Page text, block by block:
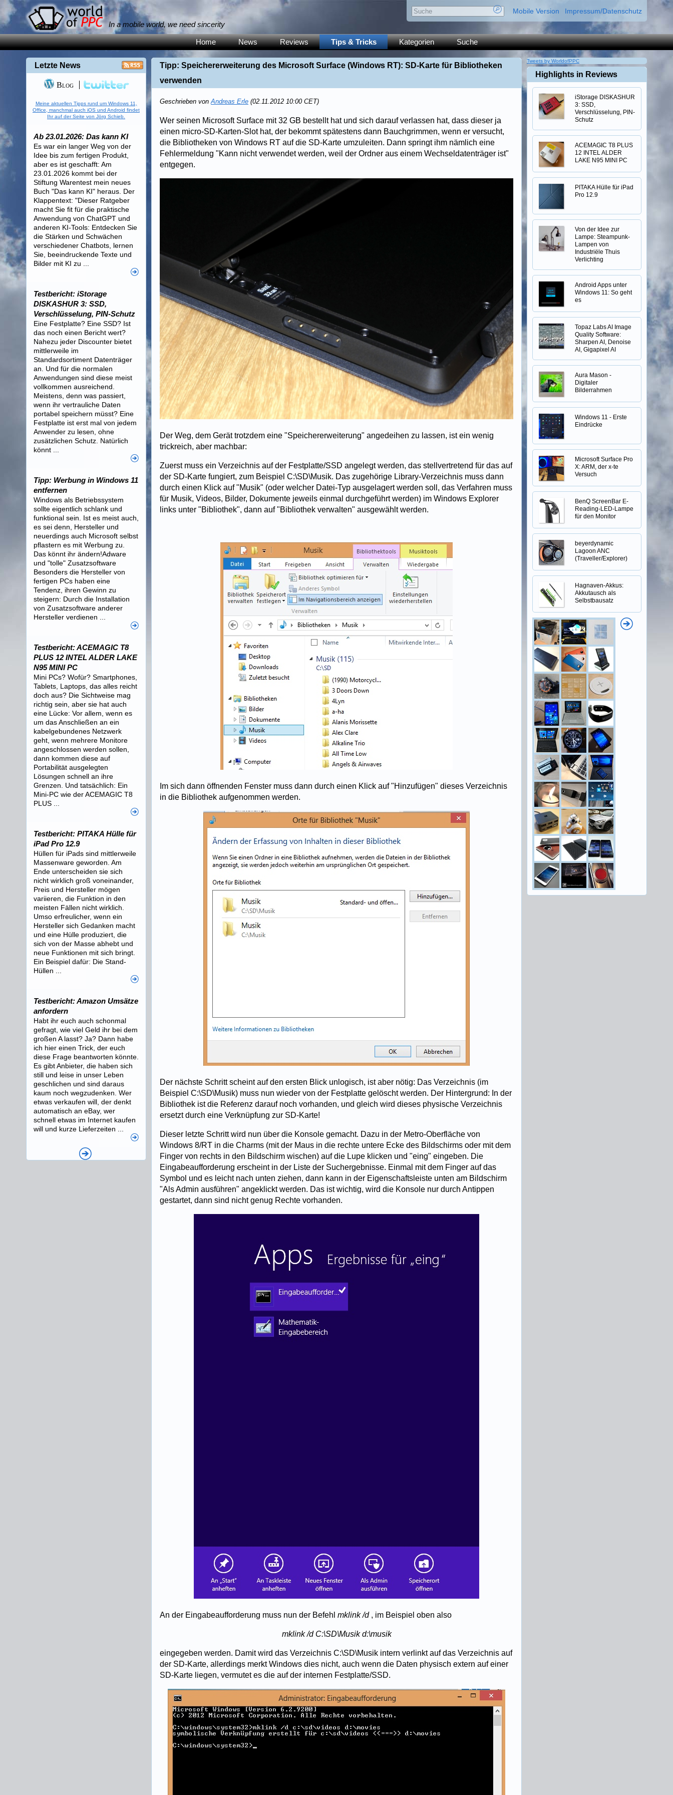
In a mobile world, we need sincerity
Mobile Version Impressum/Datenschutz
Home News Reviews Tips & Tricks Kategorien Suche
Tipp: Speichererweiterung des Microsoft Surface (Windows RT): SD-Karte für Bibliotheken
verwenden
Geschrieben vonAndreas Erle (02.11.2012 10:00 CET)
Wer seinen Microsoft Surface mit 32 GB bestellt hat und sich darauf verlassen hat, dass dieser ja
einen micro-SD-Karten-Slot hat, der bekommt spätestens dann Bauchgrimmen, wenn er versucht,
die Bibliotheken von Windows RT auf die SD-Karte umzuleiten. Dann springt ihm nämlich eine
Fehlermeldung "Kann nicht verwendet werden, weil der Ordner aus einem Wechseldatenträger ist"
entgegen.
Der Weg, dem Gerät trotzdem eine "Speichererweiterung" angedeihen zu lassen, ist ein wenig
trickreich, aber machbar:
Zuerst muss ein Verzeichnis auf der Festplatte/SSD angelegt werden, das stellvertretend für das auf
der SD-Karte fungiert, zum Beispiel C:\SD\Musik. Das zugehörige Library-Verzeichnis muss dann
durch einen Klick auf "Musik" (oder welcher Datei-Typ ausgelagert werden soll, das Verfahren muss
für Musik, Videos, Bilder, Dokumente jeweils einmal durchgeführt werden) im Windows Explorer
links unter "Bibliothek", dann auf "Bibliothek verwalten" ausgewählt werden.
Im sich dann öffnenden Fenster muss dann durch einen Klick auf "Hinzufügen" dieses Verzeichnis
in die Bibliothek aufgenommen werden.
Der nächste Schritt scheint auf den ersten Blick unlogisch, ist aber nötig: Das Verzeichnis (im
Beispiel C:\SD\Musik) muss nun wieder von der Festplatte gelöscht werden. Der Hintergrund: In der
Bibliothek ist die Referenz darauf noch vorhanden, und gleich wird dieses physische Verzeichnis
ersetzt durch eine Verknüpfung zur SD-Karte!
Dieser letzte Schritt wird nun über die Konsole gemacht. Dazu in der Metro-Oberfläche von
Windows 8/RT in die Charms (mit der Maus in die rechte untere Ecke des Bildschirms oder mit dem
Finger von rechts in den Bildschirm wischen) auf die Lupe klicken und "eing" eingeben. Die
Eingabeaufforderung erscheint in der Liste der Suchergebnisse. Einmal mit dem Finger auf das
Symbol und es leicht nach unten ziehen, dann kann in der Eigenschaftsleiste unten am Bildschirm
"Als Admin ausführen" angeklickt werden. Das ist wichtig, wird die Konsole nur durch Antippen
gestartet, dann sind nicht genug Rechte vorhanden.
An der Eingabeaufforderung muss nun der Befehl mklink /d , im Beispiel oben also
mklink /d C:\SD\Musik d:\musik
eingegeben werden. Damit wird das Verzeichnis C:\SD\Musik intern verlinkt auf das Verzeichnis auf
der SD-Karte, allerdings merkt Windows dies nicht, auch wenn die Daten physisch extern auf einer
SD-Karte liegen, vermutet es die auf der internen Festplatte/SSD.
Letzte News
Blog
Meine aktuellen Tipps rund um Windows 11,
Office, manchmal auch iOS und Android findet
Ihr auf der Seite von Jörg Schieb.
Ab 23.01.2026: Das kann KI
Es war ein langer Weg von der
Idee bis zum fertigen Produkt,
aber es ist geschafft: Am
23.01.2026 kommt bei der
Stiftung Warentest mein neues
Buch "Das kann KI" heraus. Der
Klappentext: "Dieser Ratgeber
macht Sie fit für die praktische
Anwendung von ChatGPT und
anderen KI-Tools: Entdecken Sie
die Stärken und Schwächen
verschiedener Chatbots, lernen
Sie, beeindruckende Texte und
Bilder mit KI zu ...
Testbericht: iStorage
DISKASHUR 3: SSD,
Verschlüsselung, PIN-Schutz
Eine Festplatte? Eine SSD? Ist
das noch einen Bericht wert?
Nahezu jeder Discounter bietet
mittlerweile im
Standardsortiment Datenträger
an. Und für die normalen
Anwendungen sind diese meist
vollkommen ausreichend.
Meistens, denn was passiert,
wenn ihr vertrauliche Daten
portabel speichern müsst? Eine
Festplatte ist erst mal von jedem
Anwender zu lesen, ohne
zusätzlichen Schutz. Natürlich
könnt ...
Tipp: Werbung in Windows 11
entfernen
Windows als Betriebssystem
sollte eigentlich schlank und
funktional sein. Ist es meist auch,
es sei denn, Hersteller und
neuerdings auch Microsoft selbst
pflastern es mit Werbung zu.
Das könnt ihr ändern!Adware
und "tolle" Zusatzsoftware
Besonders die Hersteller von
fertigen PCs haben eine
Tendenz, ihren Gewinn zu
steigern: Durch die Installation
von Zusatzsoftware anderer
Hersteller verdienen ...
Testbericht: ACEMAGIC T8
PLUS 12 INTEL ALDER LAKE
N95 MINI PC
Mini PCs? Wofür? Smartphones,
Tablets, Laptops, das alles reicht
doch aus? Die Sichtweise mag
richtig sein, aber sie hat auch
eine Lücke: Vor allem, wenn es
um das Anschließen an ein
kabelgebundenes Netzwerk
geht, wenn mehrere Monitore
angeschlossen werden sollen,
dann kommen diese auf
Portabilität ausgelegten
Lösungen schnell an ihre
Grenzen. Und tatsächlich: Ein
Mini-PC wie der ACEMAGIC T8
PLUS ...
Testbericht: PITAKA Hülle für
iPad Pro 12.9
Hüllen für iPads sind mittlerweile
Massenware geworden. Am
Ende unterscheiden sie sich
nicht wirklich groß voneinander,
Preis und Hersteller mögen
variieren, die Funktion in den
meisten Fällen nicht wirklich.
Umso erfreulicher, wenn ein
Hersteller sich Gedanken macht
und eine Hülle produziert, die
sich von der Masse abhebt und
neue Funktionen mit sich bringt.
Ein Beispiel dafür: Die Stand-
Hüllen ...
Testbericht: Amazon Umsätze
anfordern
Habt ihr euch auch schonmal
gefragt, wie viel Geld ihr bei dem
großen A lasst? Ja? Dann habe
ich hier einen Trick, der euch
diese Frage beantworten könnte.
Es gibt Anbieter, die haben sich
still und leise in unser Leben
geschlichen und sind daraus
kaum noch wegzudenken. Wer
etwas verkaufen will, der denkt
automatisch an eBay, wer
schnell etwas im Internet kaufen
will und kurze Lieferzeiten ...
Tweets by WorldofPPC
Highlights in Reviews
iStorage DISKASHUR
3: SSD,
Verschlüsselung, PIN-
Schutz
ACEMAGIC T8 PLUS
12 INTEL ALDER
LAKE N95 MINI PC
PITAKA Hülle für iPad
Pro 12.9
Von der Idee zur
Lampe: Steampunk-
Lampen von
Industriële Thuis
Verlichting
Android Apps unter
Windows 11: So geht
es
Topaz Labs AI Image
Quality Software:
Sharpen AI, Denoise
AI, Gigapixel AI
Aura Mason -
Digitaler
Bilderrahmen
Windows 11 - Erste
Eindrücke
Microsoft Surface Pro
X: ARM, der x-te
Versuch
BenQ ScreenBar E-
Reading-LED-Lampe
für den Monitor
beyerdynamic
Lagoon ANC
(Traveller/Explorer)
Hagnaven-Akkus:
Akkutausch als
Selbstbausatz